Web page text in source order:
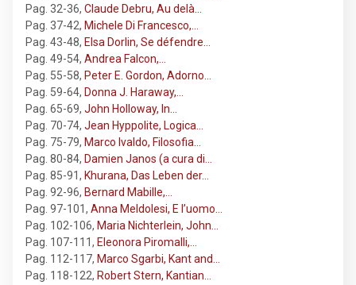
Pag. 32-36, Claude Debru, Au delà…
Pag. 37-42, Michele Di Francesco,…
Pag. 43-48, Elsa Dorlin, Se défendre…
Pag. 49-54, Andrea Falcon,…
Pag. 55-58, Peter E. Gordon, Adorno…
Pag. 59-64, Donna J. Haraway,…
Pag. 65-69, John Holloway, In…
Pag. 70-74, Jean Hyppolite, Logica…
Pag. 75-79, Marco Ivaldo, Filosofia…
Pag. 80-84, Damien Janos (a cura di…
Pag. 85-91, Khurana, Das Leben der…
Pag. 92-96, Bernard Mabille,…
Pag. 97-101, Anna Meldolesi, E l’uomo…
Pag. 102-106, Maria Nichterlein, John…
Pag. 107-111, Eleonora Piromalli,…
Pag. 112-117, Marco Sgarbi, Kant and…
Pag. 118-122, Robert Stern, Kantian…